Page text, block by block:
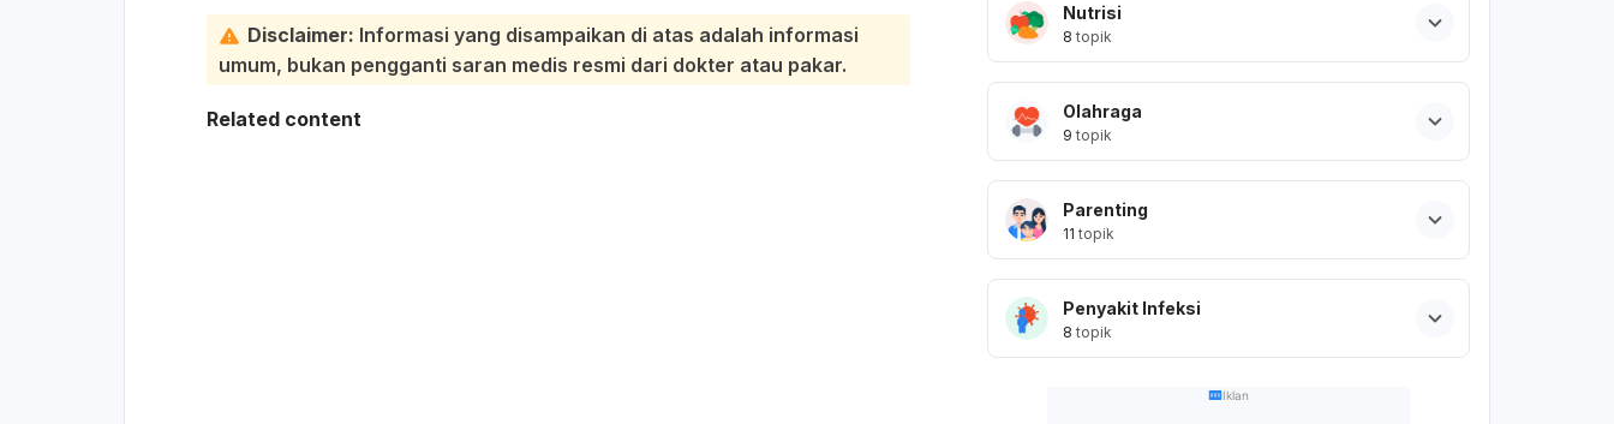
Disclaimer: Informasi yang disampaikan di atas adalah informasi
umum, bukan pengganti saran medis resmi dari dokter atau pakar.
Related content
Nutrisi
8 topik
Olahraga
9 topik
Parenting
11 topik
Penyakit Infeksi
8 topik
Iklan